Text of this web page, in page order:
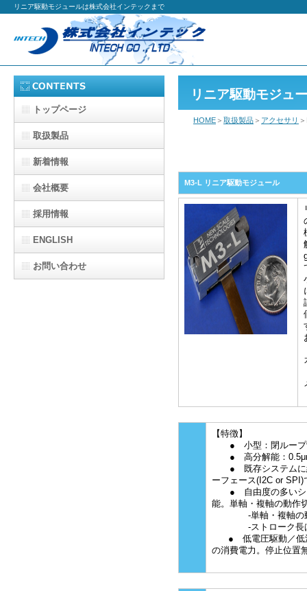
リニア駆動モジュールは株式会社インテックまで
リニア駆動モジュ
HOME ＞ 取扱製品 ＞ アクセサリ
M3-L リニア駆動モジュール
【特徴】
● 小型：閉ループ
● 高分解能：0.5μm
● 既存システムに組
ーフェース(I2C or SPI)
● 自由度の多いシス
能。単軸・複軸の動作
-単軸・複軸の動
-ストローク長は
● 低電圧駆動／低消
の消費電力。停止位置
トップページ
取扱製品
新着情報
会社概要
採用情報
ENGLISH
お問い合わせ